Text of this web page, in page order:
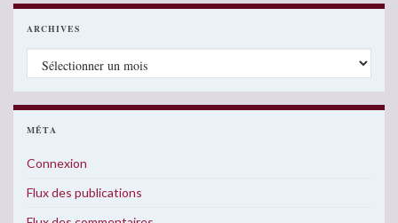
ARCHIVES
Archives
MÉTA
Connexion
Flux des publications